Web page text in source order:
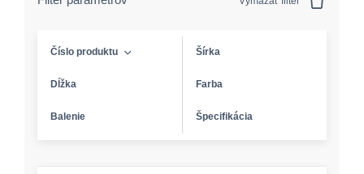
Číslo produktu Šírka
Dĺžka Farba
Balenie Špecifikácia